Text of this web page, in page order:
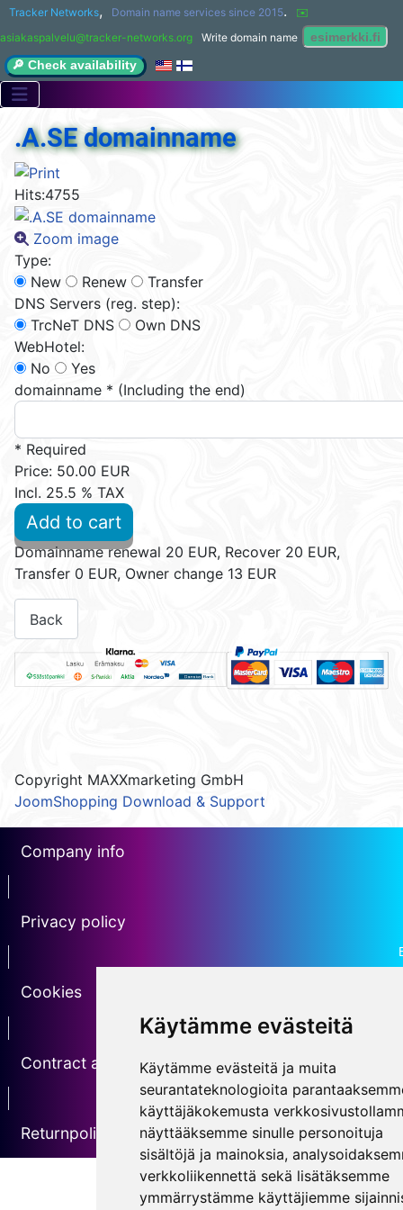
Käytämme evästeitä
Käytämme evästeitä ja muita
seurantateknologioita
käyttäjäkokemusta
näyttääksemme sinulle personoituja
sisältöjä ja mainoksia,
verkkoliikennettä sekä lisätäksemme
ymmärrystämme käyttäjiemme
Tracker Networks, Domain name services since 2015.
✉️
asiakaspalvelu@tracker-networks.org
Write domain name
🔎 Check availability
.A.SE domainname
Hits:4755
Zoom image
Type:
New
Renew
Transfer
DNS Servers (reg. step):
TrcNeT DNS
Own DNS
WebHotel:
No
Yes
domainname * (Including the end)
* Required
Price: 50.00 EUR
Incl. 25.5 % TAX
Add to cart
Domainname renewal 20 EUR, Recover 20 EUR,
Transfer 0 EUR, Owner change 13 EUR
Copyright MAXXmarketing GmbH
JoomShopping Download & Support
Company info
Privacy policy
Cookies
Contract agreement
Returnpolicy